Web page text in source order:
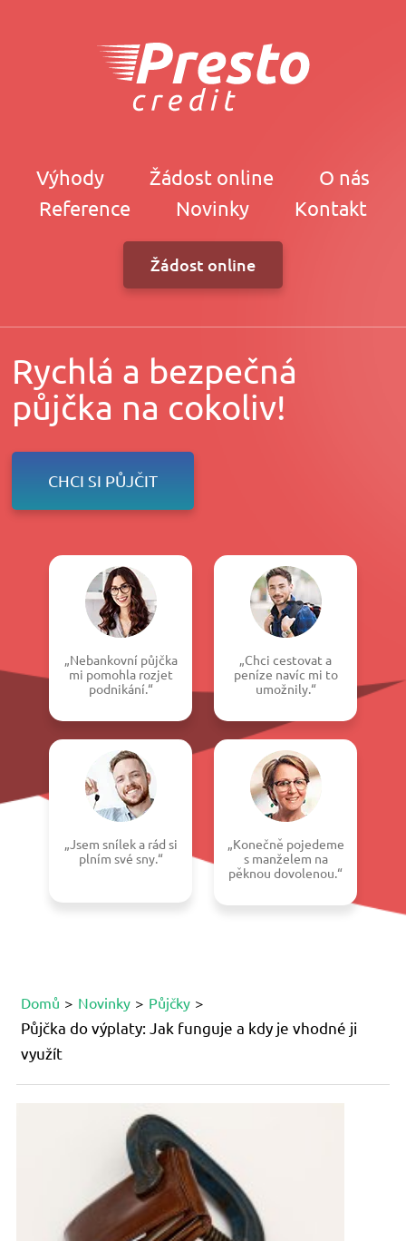
Výhody Žádost online
O nás
Reference
Novinky Kontakt
Žádost online
Rychlá a bezpečná
půjčka na cokoliv!
CHCI SI PŮJČIT
„Nebankovní půjčka
mi pomohla rozjet
podnikání.“
„Chci cestovat a
peníze navíc mi to
umožnily.“
„Jsem snílek a rád si
plním své sny.“
„Konečně pojedeme
s manželem na
pěknou dovolenou.“
Domů Novinky Půjčky
Půjčka do výplaty: Jak funguje a kdy je vhodné ji
využít